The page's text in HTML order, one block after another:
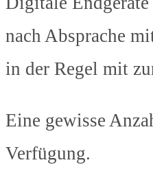
nach Absprache
in der Regel mit
Eine gewisse
Verfügung.